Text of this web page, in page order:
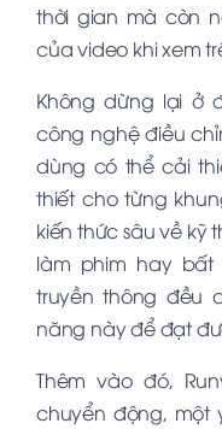
thời gian mà còn
của video khi xem
Không dừng lại ở
công nghệ điều
dùng có thể cải
thiết cho từng
kiến thức sâu về kỹ
làm phim hay
truyền thông đều
năng này để đạt
Thêm vào đó,
chuyển động, một